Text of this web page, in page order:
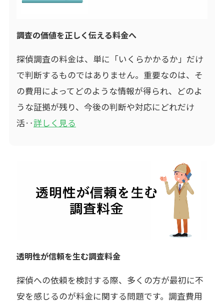
調査の価値を正しく伝える料金へ
探偵調査の料金は、単に「いくらかかるか」だけ
で判断するものではありません。重要なのは、そ
の費用によってどのような情報が得られ、どのよ
うな証拠が残り、今後の判断や対応にどれだけ
活‥詳しく見る
透明性が信頼を生む調査料金
探偵への依頼を検討する際、多くの方が最初に不
安を感じるのが料金に関する問題です。調査費用